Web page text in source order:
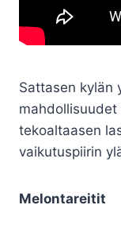
Sattasen kylän
tekoaltaasen
vaikutuspiirin
Melontareitit